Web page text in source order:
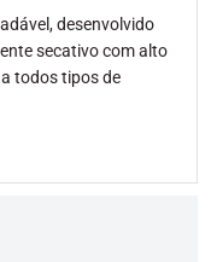
desenvolvido
secativo com alto
todos tipos de